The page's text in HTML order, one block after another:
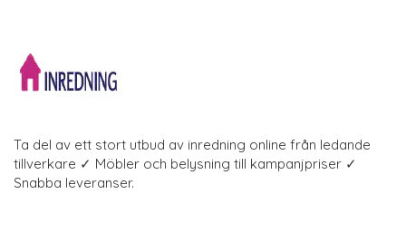
Ta del av ett stort utbud av inredning online från ledande
tillverkare ✓ Möbler och belysning till kampanjpriser ✓
Snabba leveranser.